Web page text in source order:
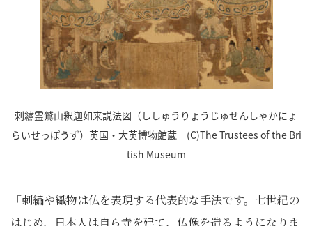
刺繡霊鷲山釈迦如来説法図（ししゅうりょうじゅせんしゃかにょ
らいせっぽうず）英国・大英博物館蔵 (C)The Trustees of the Bri
tish Museum
「刺繡や織物は仏を表現する代表的な手法です。七世紀の
はじめ、日本人は自ら寺を建て、仏像を造るようになりま